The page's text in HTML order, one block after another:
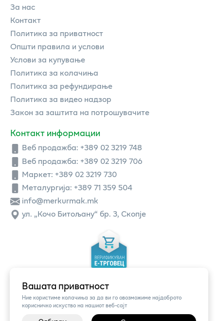
Вашата приватност
Ние користиме колачиња за да ви го овозможиме најдоброто
корисничко искуство на нашиот веб-сајт
За нас
Контакт
Политика за приватност
Општи правила и услови
Услови за купување
Политика за колачиња
Политика за рефундирање
Политика за видео надзор
Закон за заштита на потрошувачите
Контакт информации
Веб продажба: +389 02 3219 748
Веб продажба: +389 02 3219 706
Маркет: +389 02 3219 730
Металургија: +389 71 359 504
info@merkurmak.mk
ул. „Кочо Битољану“ бр. 3, Скопје